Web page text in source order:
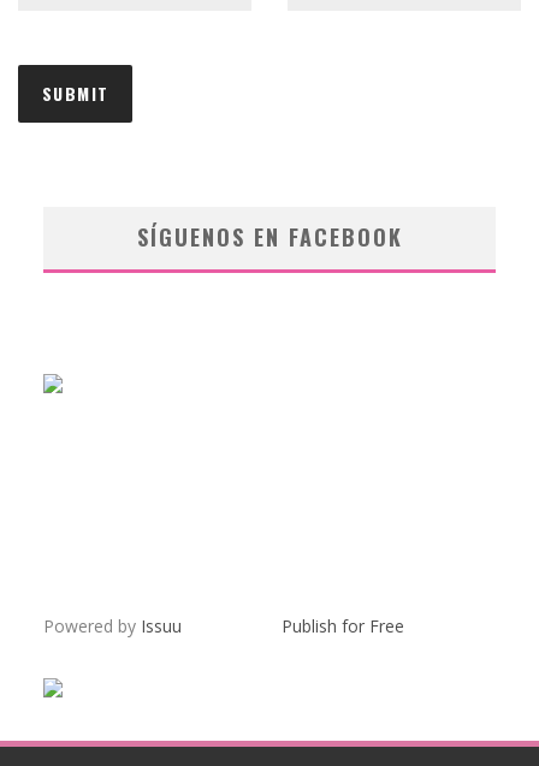
SÍGUENOS EN FACEBOOK
Powered by Issuu Publish for Free